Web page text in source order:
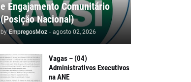
e Engajamento Comunitário
(Posição Nacional)
by EmpregosMoz - agosto 02, 2026
Vagas – (04)
Administrativos Executivos
na ANE